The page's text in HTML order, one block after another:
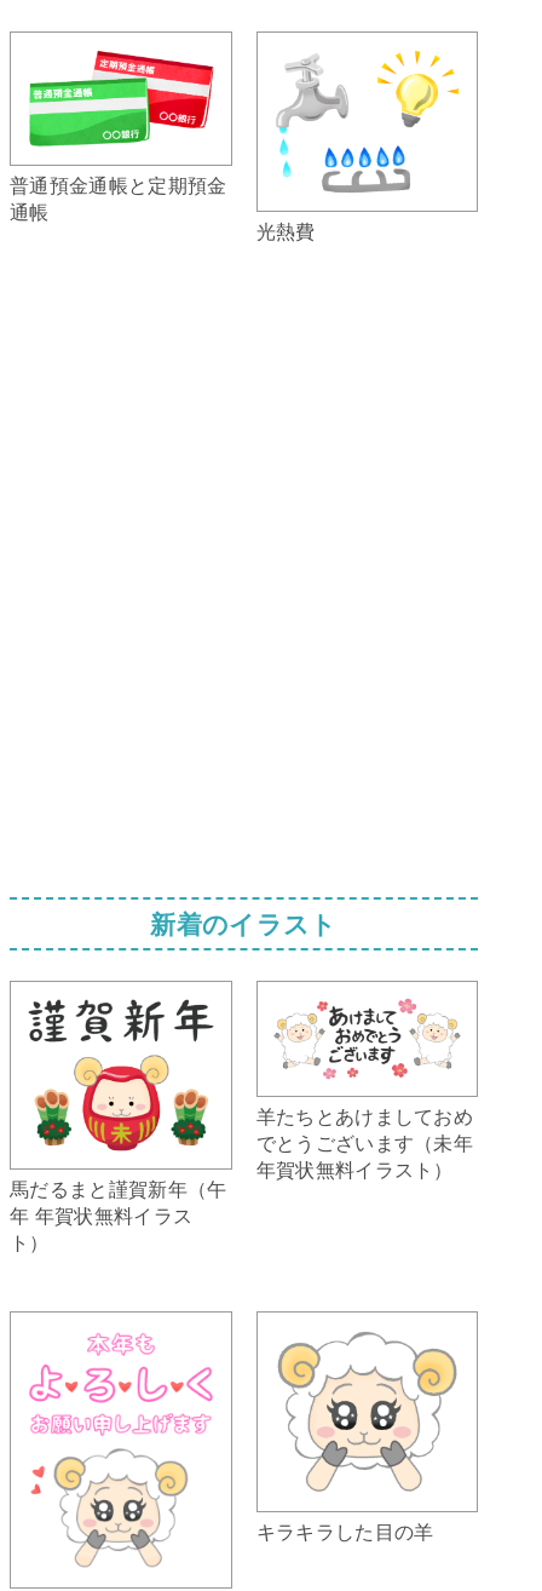
普通預金通帳と定期預金
通帳
光熱費
新着のイラスト
馬だるまと謹賀新年（午
年 年賀状無料イラス
ト）
羊たちとあけましておめ
でとうございます（未年
年賀状無料イラスト）
キラキラした目の羊